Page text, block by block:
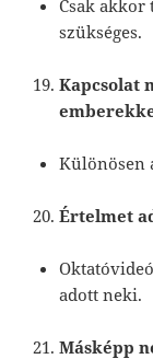
Csak akkor
szükséges.
Kapcsolat
Különösen
Értelmet
adott neki.
Másképp